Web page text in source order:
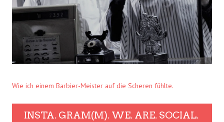
Wie ich einem Barbier-Meister auf die Scheren fühlte.
INSTA. GRAM(M). WE. ARE. SOCIAL.